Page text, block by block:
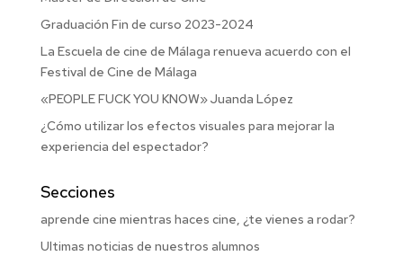
Graduación Fin de curso 2023-2024
La Escuela de cine de Málaga renueva acuerdo con el
Festival de Cine de Málaga
«PEOPLE FUCK YOU KNOW» Juanda López
¿Cómo utilizar los efectos visuales para mejorar la
experiencia del espectador?
Secciones
aprende cine mientras haces cine, ¿te vienes a rodar?
Ultimas noticias de nuestros alumnos